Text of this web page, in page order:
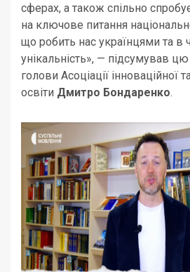
сферах, а також спільно
на ключове питання
що робить нас українцями та в
унікальність», — підсумував
голови Асоціації інноваційної
освіти Дмитро Бондаренко.